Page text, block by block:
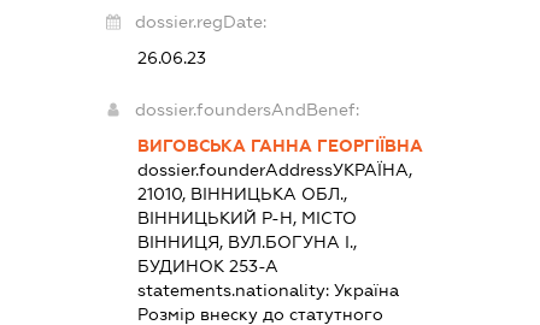
dossier.regDate:
26.06.23
dossier.foundersAndBenef:
ВИГОВСЬКА ГАННА ГЕОРГІЇВНА
dossier.founderAddressУКРАЇНА,
21010, ВІННИЦЬКА ОБЛ.,
ВІННИЦЬКИЙ Р-Н, МІСТО
ВІННИЦЯ, ВУЛ.БОГУНА І.,
БУДИНОК 253-А
statements.nationality: Україна
Розмір внеску до статутного